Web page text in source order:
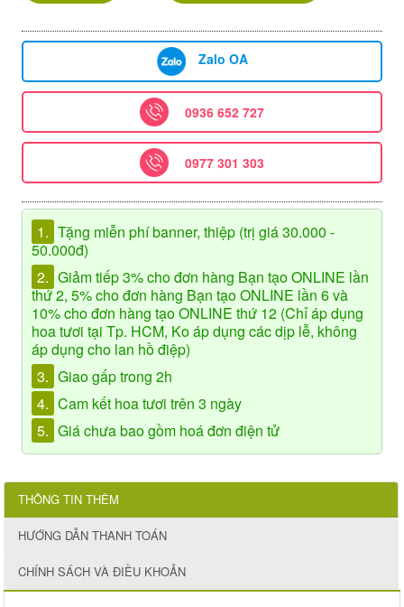
Zalo OA
0936 652 727
0977 301 303
1. Tặng miễn phí banner, thiệp (trị giá 30.000 -
50.000đ)
2. Giảm tiếp 3% cho đơn hàng Bạn tạo ONLINE lần
thứ 2, 5% cho đơn hàng Bạn tạo ONLINE lần 6 và
10% cho đơn hàng tạo ONLINE thứ 12 (Chỉ áp dụng
hoa tươi tại Tp. HCM, Ko áp dụng các dịp lễ, không
áp dụng cho lan hồ điệp)
3. Giao gấp trong 2h
4. Cam kết hoa tươi trên 3 ngày
5. Giá chưa bao gồm hoá đơn điện tử
THÔNG TIN THÊM
HƯỚNG DẪN THANH TOÁN
CHÍNH SÁCH VÀ ĐIỀU KHOẢN